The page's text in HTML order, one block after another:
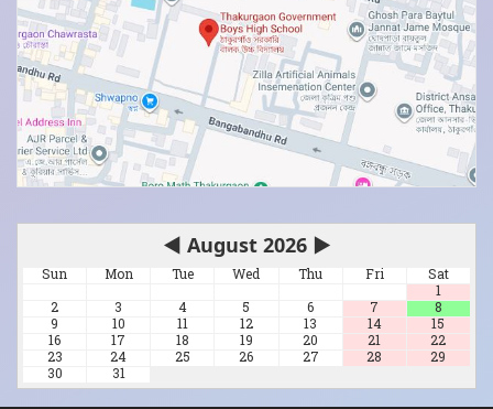
◀ August 2026 ▶
Sun Mon Tue Wed Thu Fri
Sat
1
2
3 4 5 6 7
8
9
10 11 12 13 14
15
16
17 18 19 20 21
22
23
24 25 26 27 28
29
30
31